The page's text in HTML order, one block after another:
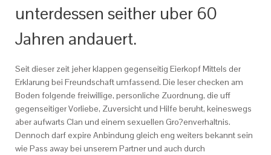
unterdessen seither uber 60
Jahren andauert.
Seit dieser zeit jeher klappen gegenseitig Eierkopf Mittels der
Erklarung bei Freundschaft umfassend. Die leser checken am
Boden folgende freiwillige, personliche Zuordnung, die uff
gegenseitiger Vorliebe, Zuversicht und Hilfe beruht, keineswegs
aber aufwarts Clan und einem sexuellen Gro?enverhaltnis.
Dennoch darf expire Anbindung gleich eng weiters bekannt sein
wie Pass away bei unserem Partner und auch durch